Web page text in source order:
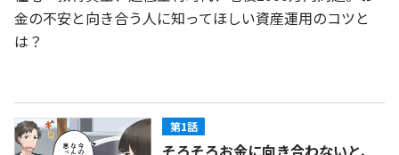
金の不安と向き合う人に知ってほしい資産運用のコツと
は？
第1話
そろそろお金に向き合わないと、